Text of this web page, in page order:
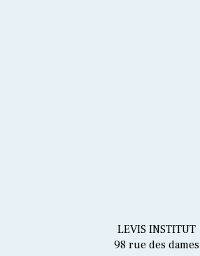
LEVIS INSTITUT
98 rue des dames